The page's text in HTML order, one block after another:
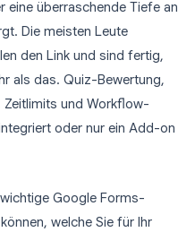
eine überraschende Tiefe an
Die meisten Leute
den Link und sind fertig,
als das. Quiz-Bewertung,
Zeitlimits und Workflow-
oder nur ein Add-on
Google Forms-
welche Sie für Ihr